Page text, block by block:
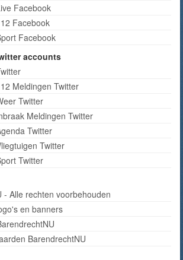
Facebook
Facebook
Facebook
accounts
Meldingen Twitter
Twitter
Meldingen Twitter
Twitter
Twitter
Twitter
Alle rechten voorbehouden
en banners
BarendrechtNU